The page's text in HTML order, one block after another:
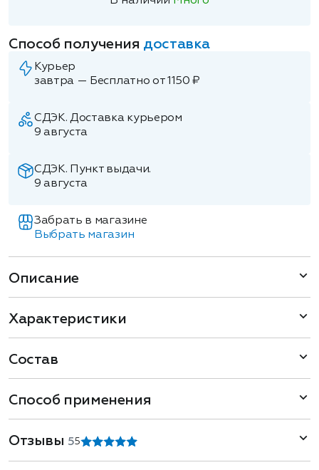
Способ получения доставка
Курьер
завтра — Бесплатно от 1150 ₽
СДЭК. Доставка курьером
9 августа
СДЭК. Пункт выдачи.
9 августа
Забрать в магазине
Выбрать магазин
Описание
Характеристики
Состав
Способ применения
Отзывы 55